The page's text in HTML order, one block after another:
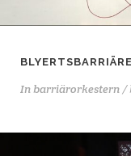
Inbarriärorkestern /